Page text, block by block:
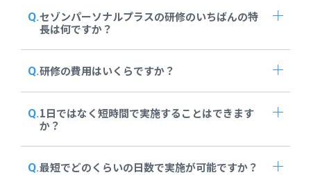
セゾンパーソナルプラスの研修のいちばんの特
長は何ですか？
研修の費用はいくらですか？
1日ではなく短時間で実施することはできます
か？
最短でどのくらいの日数で実施が可能ですか？